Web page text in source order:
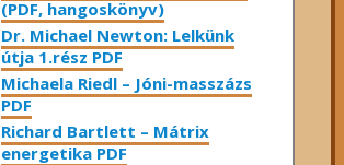
(PDF, hangoskönyv)
Dr. Michael Newton: Lelkünk
útja 1.rész PDF
Michaela Riedl – Jóni-masszázs
PDF
Richard Bartlett – Mátrix
energetika PDF